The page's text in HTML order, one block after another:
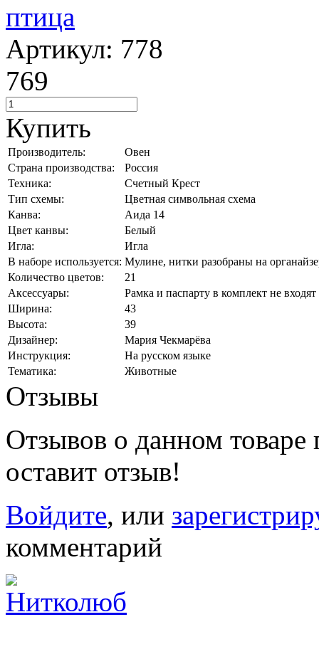
Артикул: 778
769
Купить
Производитель:
Овен
Страна производства:
Россия
Техника:
Счетный Крест
Тип схемы:
Цветная символьная схема
Канва:
Аида 14
Цвет канвы:
Белый
Игла:
Игла
В наборе используется: Мулине, нитки разобраны на
Количество цветов:
21
Аксессуары:
Рамка и паспарту в комплект не входят
Ширина:
43
Высота:
39
Дизайнер:
Мария Чекмарёва
Инструкция:
На русском языке
Тематика:
Животные
Отзывы
Отзывов о данном товаре
оставит отзыв!
Войдите, или
комментарий